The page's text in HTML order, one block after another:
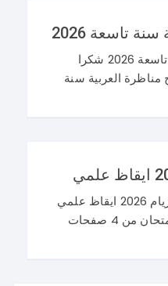
تاسعة 2026
اصلاح مناظرة العربية سنة تاسعة 2026 شكرا
مناظرة العربية سنة
اليكم امتحان مناظرة السيزيام 2026 ايقاظ علمي
في تونس . و يتكون نص الامتحان من 4 صفحات